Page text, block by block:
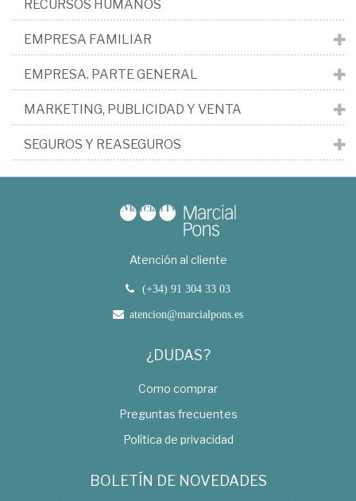
RECURSOS HUMANOS
EMPRESA FAMILIAR
EMPRESA. PARTE GENERAL
MARKETING, PUBLICIDAD Y VENTA
SEGUROS Y REASEGUROS
Atención al cliente
(+34) 91 304 33 03
atencion@marcialpons.es
¿DUDAS?
Como comprar
Preguntas frecuentes
Política de privacidad
BOLETÍN DE NOVEDADES